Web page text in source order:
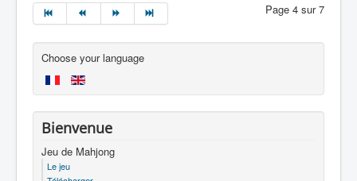
Page 4 sur 7
Choose your language
Bienvenue
Jeu de Mahjong
Le jeu